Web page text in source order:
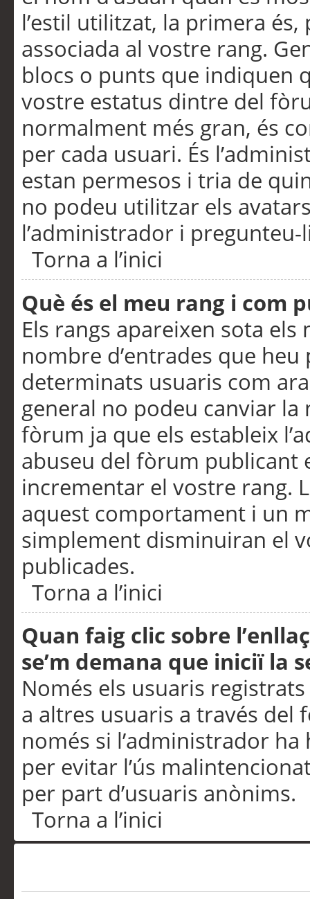
l’estil utilitzat, la primera
associada al vostre rang.
blocs o punts que indiquen
vostre estatus dintre del
normalment més gran, és
per cada usuari. És
estan permesos i tria de
no podeu utilitzar els
l’administrador i pregunteu-
Torna a l’inici
Què és el meu rang i com
Els rangs apareixen sota
nombre d’entrades que
determinats usuaris com
general no podeu canviar
fòrum ja que els estableix
abuseu del fòrum publicant
incrementar el vostre rang.
aquest comportament i un
simplement disminuiran el
publicades.
Torna a l’inici
Quan faig clic sobre
se’m demana que iniciï la
Només els usuaris
a altres usuaris a través
només si l’administrador
per evitar l’ús
per part d’usuaris anònims.
Torna a l’inici